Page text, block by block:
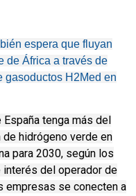
espera que fluyan
de África a través de
gasoductos H2Med en
tenga más del
hidrógeno verde en
para 2030, según los
interés del operador de
empresas se conecten a